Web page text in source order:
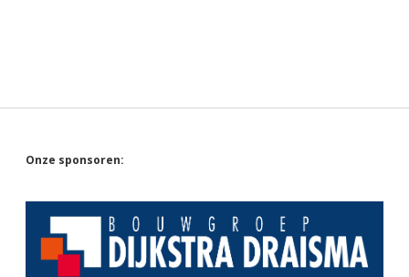
Sidebar
Onze sponsoren: